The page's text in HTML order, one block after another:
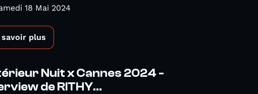
18 Mai 2024
savoir plus
Nuit x Cannes 2024 -
de RITHY...